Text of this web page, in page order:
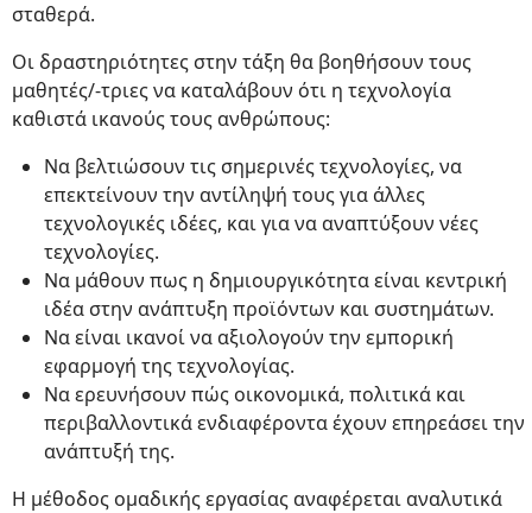
σταθερά.
Οι δραστηριότητες στην τάξη θα βοηθήσουν τους
μαθητές/-τριες να καταλάβουν ότι η τεχνολογία
καθιστά ικανούς τους ανθρώπους:
Να βελτιώσουν τις σημερινές τεχνολογίες, να
επεκτείνουν την αντίληψή τους για άλλες
τεχνολογικές ιδέες, και για να αναπτύξουν νέες
τεχνολογίες.
Να μάθουν πως η δημιουργικότητα είναι κεντρική
ιδέα στην ανάπτυξη προϊόντων και συστημάτων.
Να είναι ικανοί να αξιολογούν την εμπορική
εφαρμογή της τεχνολογίας.
Να ερευνήσουν πώς οικονομικά, πολιτικά και
περιβαλλοντικά ενδιαφέροντα έχουν επηρεάσει την
ανάπτυξή της.
Η μέθοδος ομαδικής εργασίας αναφέρεται αναλυτικά